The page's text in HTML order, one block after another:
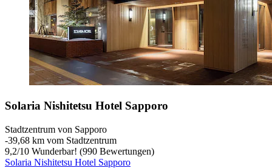
Solaria Nishitetsu Hotel Sapporo
Stadtzentrum von Sapporo
‐39,68 km vom Stadtzentrum
9,2/10 Wunderbar! (990 Bewertungen)
Solaria Nishitetsu Hotel Sapporo